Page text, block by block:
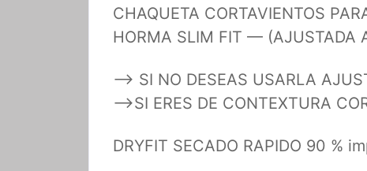
CHAQUETA CORTAVIENTOS
HORMA SLIM FIT — (AJUSTADA
–> SI NO DESEAS USARLA
–>SI ERES DE CONTEXTURA
DRYFIT SECADO RAPIDO 90 %